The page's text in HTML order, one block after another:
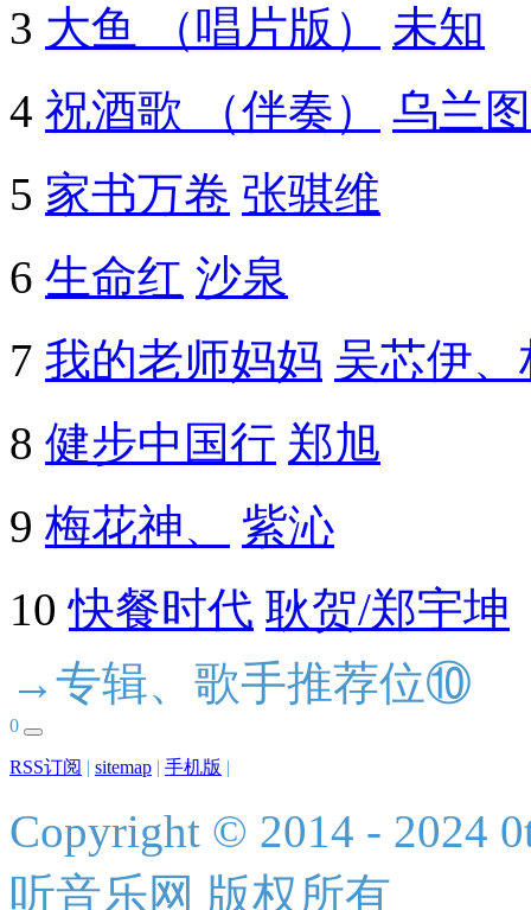
3 大鱼 （唱片版）
未知
4 祝酒歌 （伴奏）
乌兰
5 家书万卷 张骐维
6 生命红 沙泉
7 我的老师妈妈 吴芯伊
8 健步中国行 郑旭
9 梅花神、
紫沁
10 快餐时代 耿贺/郑宇坤
→专辑、歌手推荐位⑩
0
RSS订阅 | sitemap | 手机版 |
Copyright © 2014 - 2024
听音乐网 版权所有